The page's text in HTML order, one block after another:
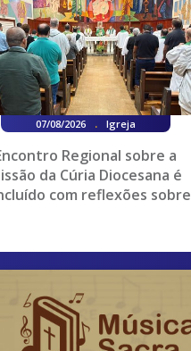
07/08/2026 . Igreja
Regional sobre a
da Cúria Diocesana é
com reflexões sobre